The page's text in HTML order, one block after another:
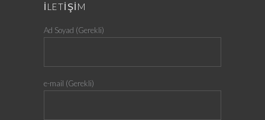
İLETİŞİM
Ad Soyad (Gerekli)
e-mail (Gerekli)